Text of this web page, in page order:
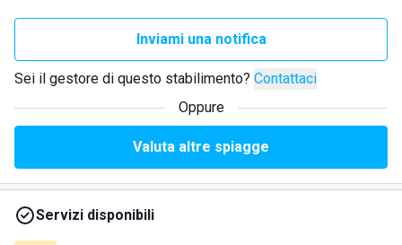
Inviami una notifica
Sei il gestore di questo stabilimento? Contattaci
Oppure
Valuta altre spiagge
Servizi disponibili